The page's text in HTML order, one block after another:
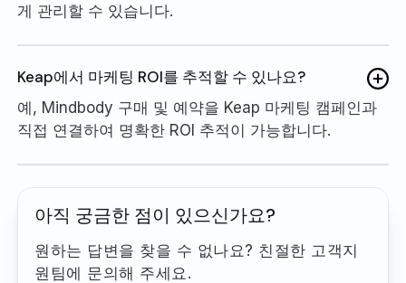
게 관리할 수 있습니다.
Keap에서 마케팅 ROI를 추적할 수 있나요?
예, Mindbody 구매 및 예약을 Keap 마케팅 캠페인과
직접 연결하여 명확한 ROI 추적이 가능합니다.
아직 궁금한 점이 있으신가요?
원하는 답변을 찾을 수 없나요? 친절한 고객지
원팀에 문의해 주세요.